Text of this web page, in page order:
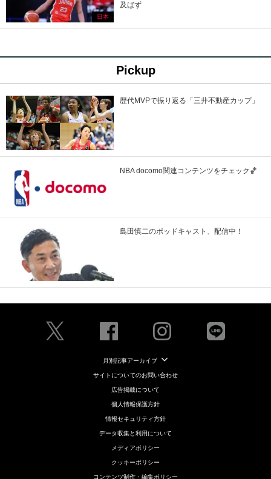
日本
及ばず
Pickup
歴代MVPで振り返る「三井不動産カップ」
NBA docomo関連コンテンツをチェック🏀
島田慎二のポッドキャスト、配信中！
月別記事アーカイブ
サイトについてのお問い合わせ
広告掲載について
個人情報保護方針
情報セキュリティ方針
データ収集と利用について
メディアポリシー
クッキーポリシー
コンテンツ制作・編集ポリシー